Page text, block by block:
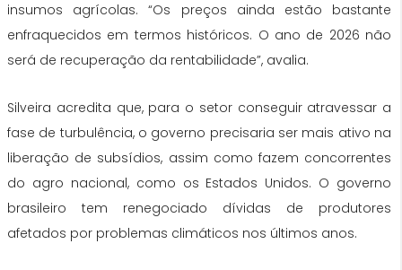
insumos agrícolas. “Os preços ainda estão bastante
enfraquecidos em termos históricos. O ano de 2026 não
será de recuperação da rentabilidade”, avalia.
Silveira acredita que, para o setor conseguir atravessar a
fase de turbulência, o governo precisaria ser mais ativo na
liberação de subsídios, assim como fazem concorrentes
do agro nacional, como os Estados Unidos. O governo
brasileiro tem renegociado dívidas de produtores
afetados por problemas climáticos nos últimos anos.